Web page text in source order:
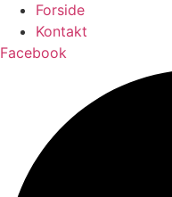
Forside
Kontakt
Facebook